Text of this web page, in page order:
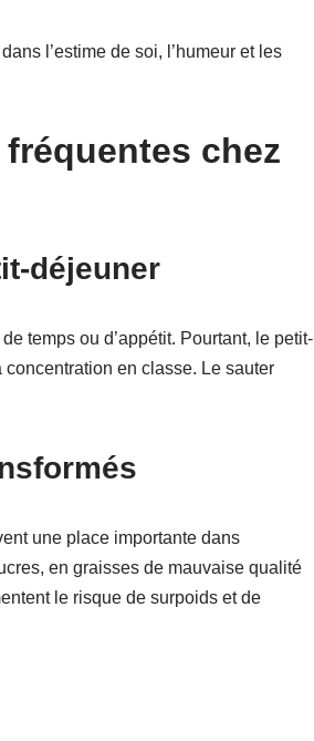
l’estime de soi, l’humeur et les
chez
déjeuner
temps ou d’appétit. Pourtant, le petit-
concentration en classe. Le sauter
une place importante dans
en graisses de mauvaise qualité
le risque de surpoids et de